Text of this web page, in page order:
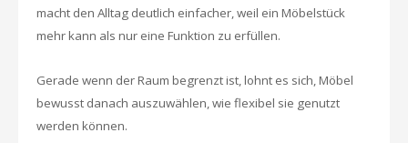
macht den Alltag deutlich einfacher, weil ein Möbelstück
mehr kann als nur eine Funktion zu erfüllen.
Gerade wenn der Raum begrenzt ist, lohnt es sich, Möbel
bewusst danach auszuwählen, wie flexibel sie genutzt
werden können.